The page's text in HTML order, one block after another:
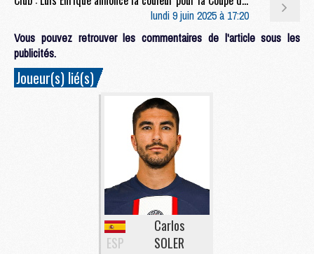
lundi 9 juin 2025 à 17:20
Vous pouvez retrouver les commentaires de l'article sous les
publicités.
Joueur(s) lié(s)
ESP
Carlos
SOLER